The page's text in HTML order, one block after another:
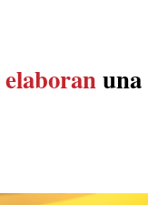
elaboranuna